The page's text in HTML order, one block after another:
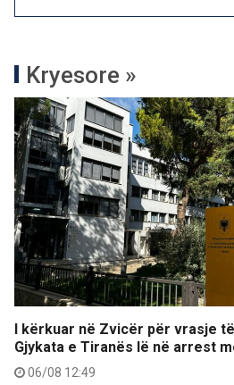
Kryesore »
I kërkuar në Zvicër për vrasje
Gjykata e Tiranës lë në arrest
06/08 12:49